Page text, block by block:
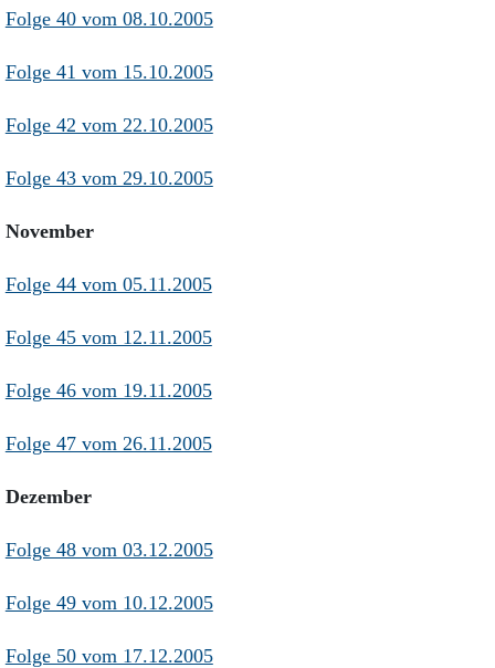
Folge 40 vom 08.10.2005
Folge 41 vom 15.10.2005
Folge 42 vom 22.10.2005
Folge 43 vom 29.10.2005
November
Folge 44 vom 05.11.2005
Folge 45 vom 12.11.2005
Folge 46 vom 19.11.2005
Folge 47 vom 26.11.2005
Dezember
Folge 48 vom 03.12.2005
Folge 49 vom 10.12.2005
Folge 50 vom 17.12.2005